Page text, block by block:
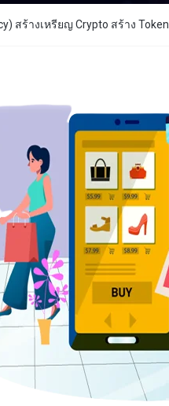
สร้างเหรียญ Crypto สร้าง Token